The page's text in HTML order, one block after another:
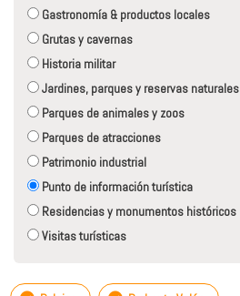
Gastronomía & productos locales
Grutas y cavernas
Historia militar
Jardines, parques y reservas naturales
Parques de animales y zoos
Parques de atracciones
Patrimonio industrial
Punto de información turística
Residencias y monumentos históricos
Visitas turísticas